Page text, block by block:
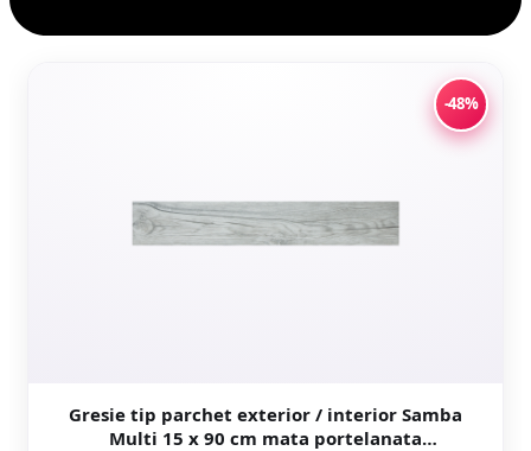
-48%
Gresie tip parchet exterior / interior Samba
Multi 15 x 90 cm mata portelanata